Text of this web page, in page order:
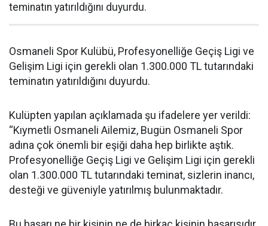
teminatın yatırıldığını duyurdu.
Osmaneli Spor Kulübü, Profesyonelliğe Geçiş Ligi ve
Gelişim Ligi için gerekli olan 1.300.000 TL tutarındaki
teminatın yatırıldığını duyurdu.
Kulüpten yapılan açıklamada şu ifadelere yer verildi:
“Kıymetli Osmaneli Ailemiz, Bugün Osmaneli Spor
adına çok önemli bir eşiği daha hep birlikte aştık.
Profesyonelliğe Geçiş Ligi ve Gelişim Ligi için gerekli
olan 1.300.000 TL tutarındaki teminat, sizlerin inancı,
desteği ve güveniyle yatırılmış bulunmaktadır.